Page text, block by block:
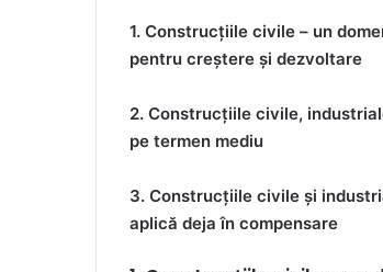
1. Construcțiile civile – un
pentru creștere și dezvoltare
2. Construcțiile civile,
pe termen mediu
3. Construcțiile civile și
aplică deja în compensare